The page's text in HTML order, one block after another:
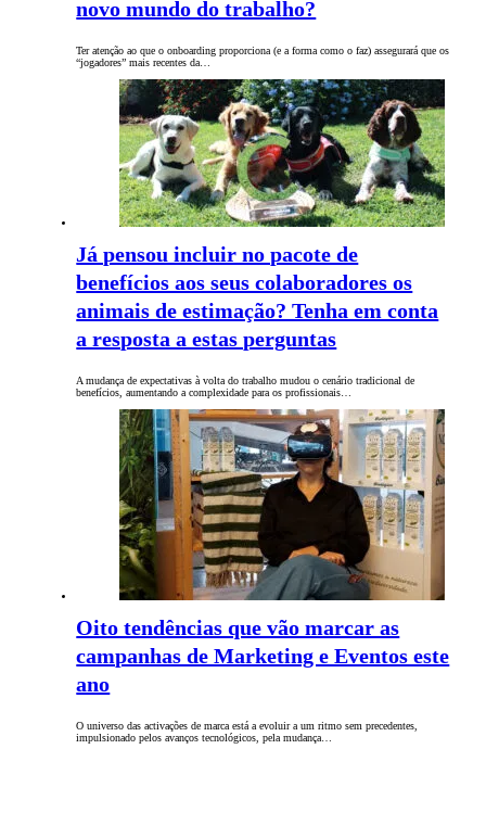
novo mundo do trabalho?
Ter atenção ao que o onboarding proporciona (e a forma como o faz) assegurará que os
“jogadores” mais recentes da…
Já pensou incluir no pacote de
benefícios aos seus colaboradores os
animais de estimação? Tenha em conta
a resposta a estas perguntas
A mudança de expectativas à volta do trabalho mudou o cenário tradicional de
benefícios, aumentando a complexidade para os profissionais…
Oito tendências que vão marcar as
campanhas de Marketing e Eventos este
ano
O universo das activações de marca está a evoluir a um ritmo sem precedentes,
impulsionado pelos avanços tecnológicos, pela mudança…